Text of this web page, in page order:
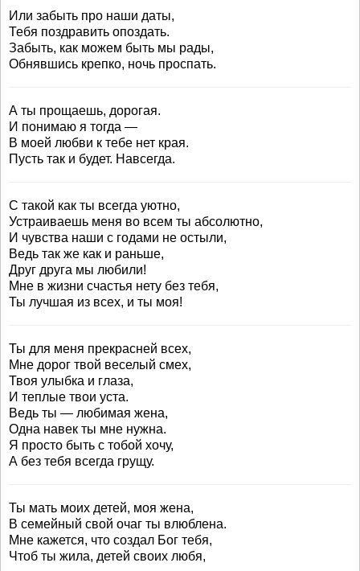
Или забыть про наши даты,
Тебя поздравить опоздать.
Забыть, как можем быть мы рады,
Обнявшись крепко, ночь проспать.
А ты прощаешь, дорогая.
И понимаю я тогда —
В моей любви к тебе нет края.
Пусть так и будет. Навсегда.
С такой как ты всегда уютно,
Устраиваешь меня во всем ты абсолютно,
И чувства наши с годами не остыли,
Ведь так же как и раньше,
Друг друга мы любили!
Мне в жизни счастья нету без тебя,
Ты лучшая из всех, и ты моя!
Ты для меня прекрасней всех,
Мне дорог твой веселый смех,
Твоя улыбка и глаза,
И теплые твои уста.
Ведь ты — любимая жена,
Одна навек ты мне нужна.
Я просто быть с тобой хочу,
А без тебя всегда грущу.
Ты мать моих детей, моя жена,
В семейный свой очаг ты влюблена.
Мне кажется, что создал Бог тебя,
Чтоб ты жила, детей своих любя,